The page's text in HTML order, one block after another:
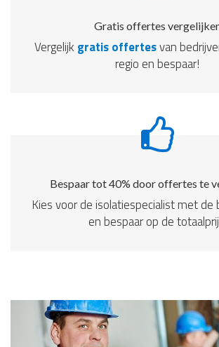
Gratis offertes
Vergelijk gratis offertesvan
regio en bespaar!
Bespaar tot 40% door offertes te
Kies voor de isolatiespecialist met
en bespaar op de